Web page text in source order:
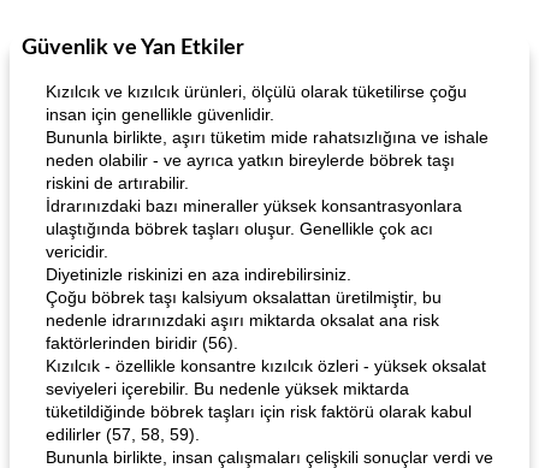
105dakika
World Cuisine
Angela's Awesome Enchiladas Pop's Roast Turkey Sandwich
Güvenlik ve Yan Etkiler
Kızılcık ve kızılcık ürünleri, ölçülü olarak tüketilirse çoğu
insan için genellikle güvenlidir.
Bununla birlikte, aşırı tüketim mide rahatsızlığına ve ishale
neden olabilir - ve ayrıca yatkın bireylerde böbrek taşı
riskini de artırabilir.
İdrarınızdaki bazı mineraller yüksek konsantrasyonlara
ulaştığında böbrek taşları oluşur. Genellikle çok acı
vericidir.
Diyetinizle riskinizi en aza indirebilirsiniz.
Çoğu böbrek taşı kalsiyum oksalattan üretilmiştir, bu
nedenle idrarınızdaki aşırı miktarda oksalat ana risk
faktörlerinden biridir (56).
Kızılcık - özellikle konsantre kızılcık özleri - yüksek oksalat
seviyeleri içerebilir. Bu nedenle yüksek miktarda
tüketildiğinde böbrek taşları için risk faktörü olarak kabul
edilirler (57, 58, 59).
Bununla birlikte, insan çalışmaları çelişkili sonuçlar verdi ve